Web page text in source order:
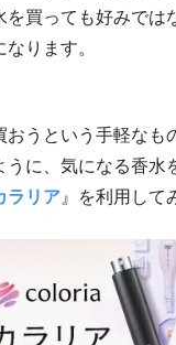
を買っても好みでは
ります。
おうという手軽なも
うに、気になる香水
ラリア 』を利用して